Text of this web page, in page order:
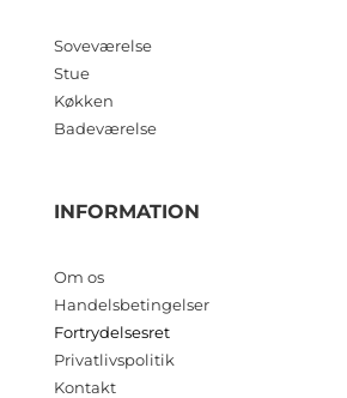
Soveværelse
Stue
Køkken
Badeværelse
INFORMATION
Om os
Handelsbetingelser
Fortrydelsesret
Privatlivspolitik
Kontakt